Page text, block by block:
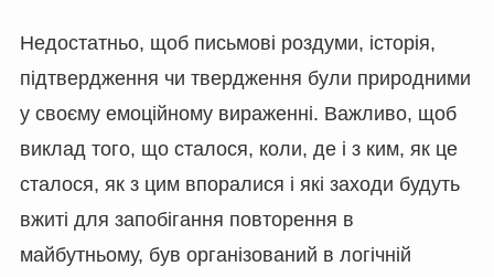
Недостатньо, щоб письмові роздуми, історія,
підтвердження чи твердження були природними
у своєму емоційному вираженні. Важливо, щоб
виклад того, що сталося, коли, де і з ким, як це
сталося, як з цим впоралися і які заходи будуть
вжиті для запобігання повторення в
майбутньому, був організований в логічній